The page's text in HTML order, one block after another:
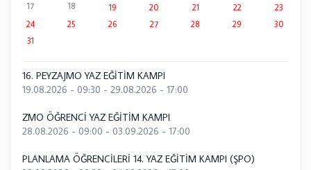
17
18 19 20 21 22
23
24
25 26 27 28 29
30
31
16. PEYZAJMO YAZ EĞİTİM KAMPI
19.08.2026 - 09:30 - 29.08.2026 - 17:00
ZMO ÖĞRENCİ YAZ EĞİTİM KAMPI
28.08.2026 - 09:00 - 03.09.2026 - 17:00
PLANLAMA ÖĞRENCİLERİ 14. YAZ EĞİTİM KAMPI (ŞPO)